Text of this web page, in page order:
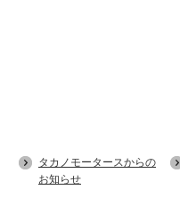
タカノモータースからの
お知らせ